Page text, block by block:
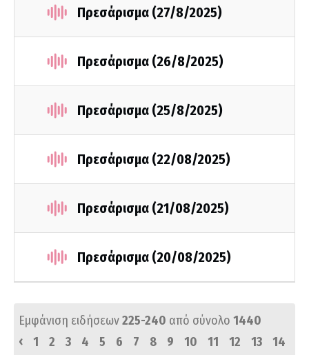
Πρεσάρισμα (27/8/2025)
Πρεσάρισμα (26/8/2025)
Πρεσάρισμα (25/8/2025)
Πρεσάρισμα (22/08/2025)
Πρεσάρισμα (21/08/2025)
Πρεσάρισμα (20/08/2025)
Εμφάνιση ειδήσεων225-240 από σύνολο 1440
‹
1 2 3 4 5 6 7 8 9 10 11 12 13
14